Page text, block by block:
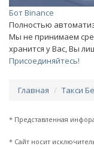
Бот Binance
Полностью
Мы не принимаем
хранится у Вас, Вы
Присоединяйтесь!
Главная Такси
* Представленная
* Сайт носит